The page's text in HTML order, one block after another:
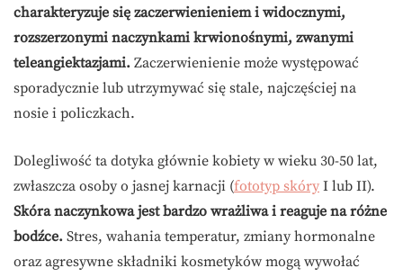
charakteryzuje się zaczerwienieniem i widocznymi,
rozszerzonymi naczynkami krwionośnymi, zwanymi
teleangiektazjami. Zaczerwienienie może występować
sporadycznie lub utrzymywać się stale, najczęściej na
nosie i policzkach.
Dolegliwość ta dotyka głównie kobiety w wieku 30-50 lat,
zwłaszcza osoby o jasnej karnacji (fototyp skóry I lub II).
Skóra naczynkowa jest bardzo wrażliwa i reaguje na różne
bodźce. Stres, wahania temperatur, zmiany hormonalne
oraz agresywne składniki kosmetyków mogą wywołać